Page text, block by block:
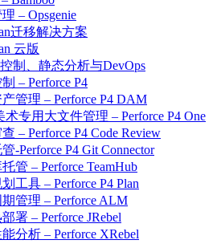
– Opsgenie
迁移解决方案
云版
制、静态分析与DevOps
– Perforce P4
管理 – Perforce P4 DAM
术专用大文件管理 – Perforce P4 One
– Perforce P4 Code Review
-Perforce P4 Git Connector
管 – Perforce TeamHub
工具 – Perforce P4 Plan
管理 – Perforce ALM
署 – Perforce JRebel
能分析 – Perforce XRebel